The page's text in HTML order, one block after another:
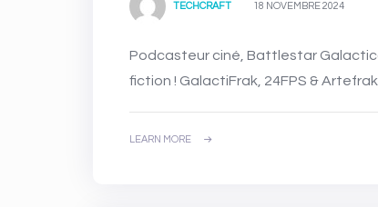
TECHCRAFT 18 NOVEMBRE 2024
Podcasteur ciné, Battlestar Galactica et tech, avec un goût prononcé pour la science-
fiction ! GalactiFrak, 24FPS & Artefrak.
LEARN MORE